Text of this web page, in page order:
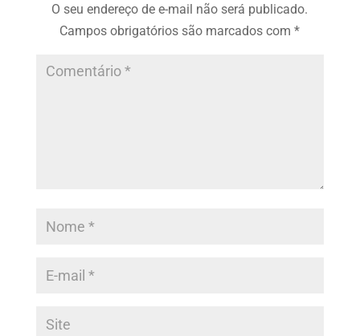
O seu endereço de e-mail não será publicado.
Campos obrigatórios são marcados com*